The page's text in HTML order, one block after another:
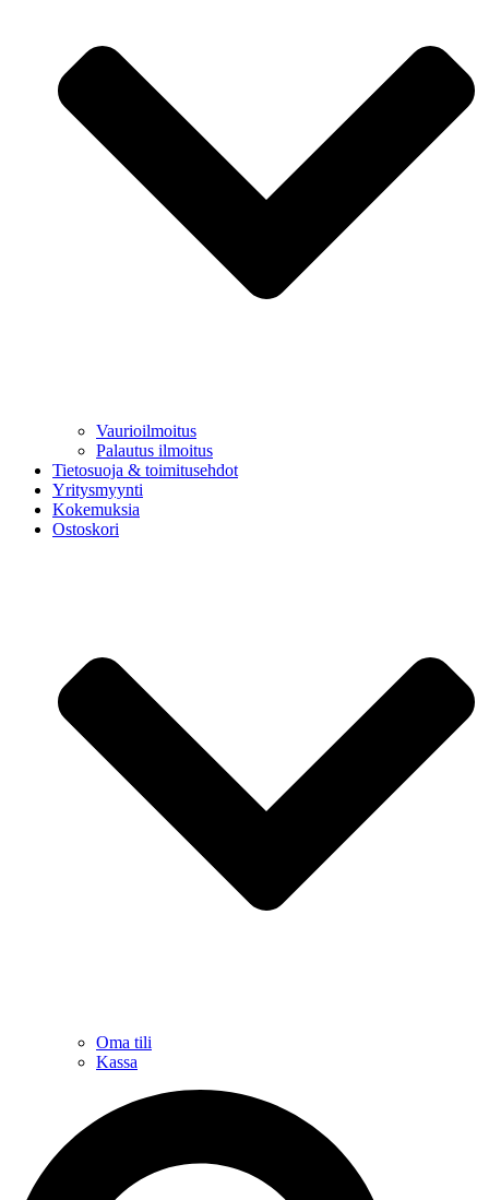
Vaurioilmoitus
Palautus ilmoitus
Tietosuoja & toimitusehdot
Yritysmyynti
Kokemuksia
Ostoskori
Oma tili
Kassa